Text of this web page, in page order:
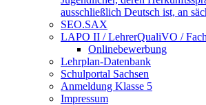
ausschließlich Deutsch ist, an
SEO.SAX
LAPO II / LehrerQualiVO /
Onlinebewerbung
Lehrplan-Datenbank
Schulportal Sachsen
Anmeldung Klasse 5
Impressum